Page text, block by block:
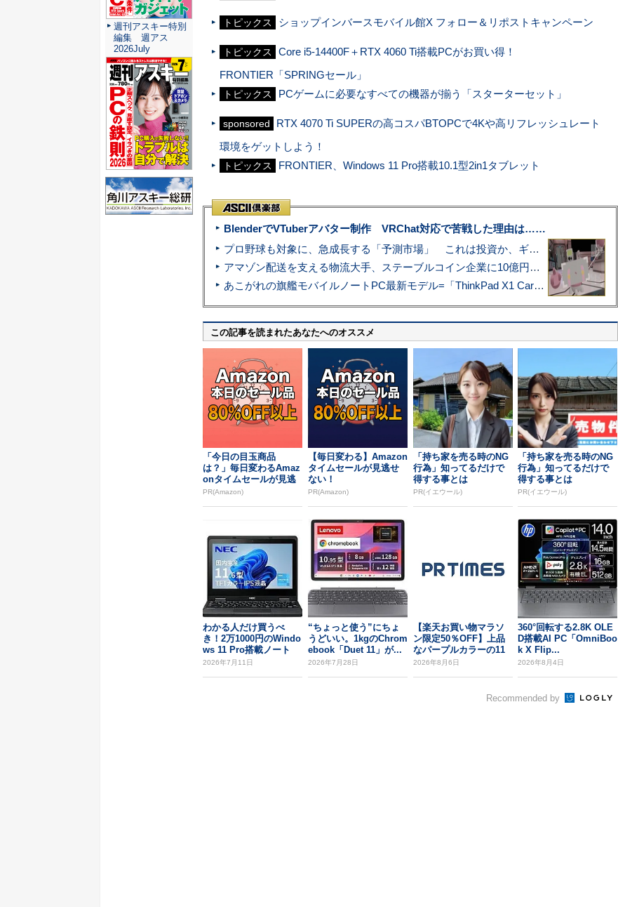
トピックス ショップインバースモバイル館X フォロー＆リポストキャンペーン
トピックス
Core i5-14400F＋RTX 4060 Ti搭載PCがお買い得！
FRONTIER「SPRINGセール」
トピックス PCゲームに必要なすべての機器が揃う「スターターセット」
sponsored
RTX 4070 Ti SUPERの高コスパBTOPCで4Kや高リフレッシュレート
環境をゲットしよう！
トピックス FRONTIER、Windows 11 Pro搭載10.1型2in1タブレット
BlenderでVTuberアバター制作 VRChat対応で苦戦した理由は……
プロ野球も対象に、急成長する「予測市場」 これは投資か、ギャンブルか
アマゾン配送を支える物流大手、ステーブルコイン企業に10億円投資のワケ
あこがれの旗艦モバイルノートPC最新モデル=「ThinkPad X1 Carbon Gen 14 Aura Edition」実機レビュー
この記事を読まれたあなたへのオススメ
「今日の目玉商品
は？」毎日変わるAmaz
onタイムセールが見逃
せない
PR(Amazon)
【毎日変わる】Amazon
タイムセールが見逃せ
ない！
PR(Amazon)
「持ち家を売る時のNG
行為」知ってるだけで
得する事とは
PR(イエウール)
「持ち家を売る時のNG
行為」知ってるだけで
得する事とは
PR(イエウール)
わかる人だけ買うべ
き！2万1000円のWindo
ws 11 Pro搭載ノート
「V...
2026年7月11日
“ちょっと使う”にちょ
うどいい。1kgのChrom
ebook「Duet 11」が...
2026年7月28日
【楽天お買い物マラソ
ン限定50％OFF】上品
なパープルカラーの11
インチAIタブ...
2026年8月6日
360°回転する2.8K OLE
D搭載AI PC「OmniBoo
k X Flip...
2026年8月4日
Recommended by
週刊アスキー特別
編集 週アス
2026July